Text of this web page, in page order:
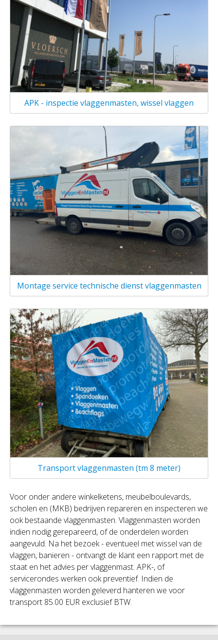
APK - inspectie vlaggenmasten, wissel vlaggen
Montage service technische dienst vlaggenmasten
Transport vlaggenmasten (tm 8 meter)
Voor onder andere winkelketens, meubelboulevards,
scholen en (MKB) bedrijven repareren en inspecteren we
ook bestaande vlaggenmasten. Vlaggenmasten worden
indien nodig gerepareerd, of de onderdelen worden
aangevuld. Na het bezoek - eventueel met wissel van de
vlaggen, banieren - ontvangt de klant een rapport met de
staat en het advies per vlaggenmast. APK-, of
servicerondes werken ook preventief. Indien de
vlaggenmasten worden geleverd hanteren we voor
transport 85.00 EUR exclusief BTW.